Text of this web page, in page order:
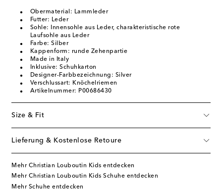
Obermaterial: Lammleder
Futter: Leder
Sohle: Innensohle aus Leder, charakteristische rote
Laufsohle aus Leder
Farbe: Silber
Kappenform: runde Zehenpartie
Made in Italy
Inklusive: Schuhkarton
Designer-Farbbezeichnung: Silver
Verschlussart: Knöchelriemen
Artikelnummer: P00686430
Size & Fit
Lieferung & Kostenlose Retoure
Mehr Christian Louboutin Kids entdecken
Mehr Christian Louboutin Kids Schuhe entdecken
Mehr Schuhe entdecken